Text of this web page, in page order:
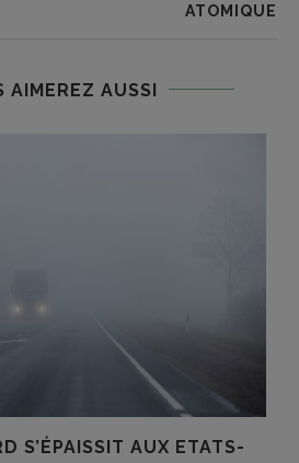
ATOMIQUE
AIMEREZ AUSSI
S’ÉPAISSIT AUX ETATS-